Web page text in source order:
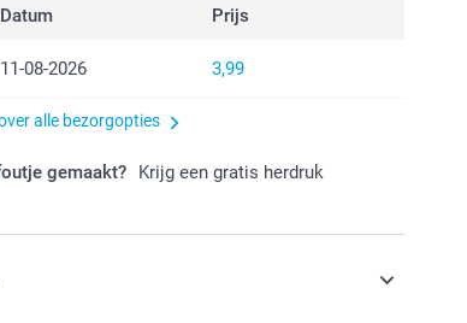
Datum Prijs
11-08-2026 3,99
alle bezorgopties
gemaakt? Krijg een gratis herdruk